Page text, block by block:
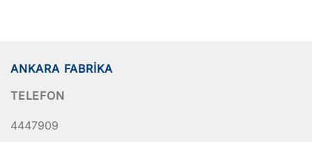
ANKARA FABRIKA
TELEFON
4447909